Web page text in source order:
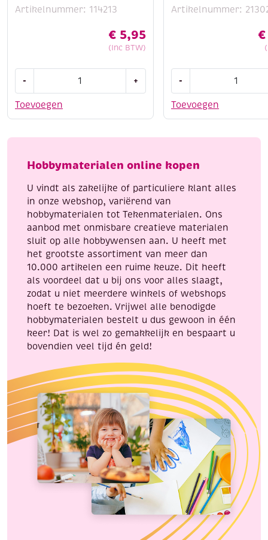
Artikelnummer: 114213
€ 5,95
(Inc BTW)
Toevoegen
-
do
-
christmas
aantal
+
Artikelnummer:
€
Toevoegen
-
/
aantal
Hobbymaterialen online kopen
U vindt als zakelijke of particuliere klant alles
in onze webshop, variërend van
hobbymaterialen tot Tekenmaterialen. Ons
aanbod met onmisbare creatieve materialen
sluit op alle hobbywensen aan. U heeft met
het grootste assortiment van meer dan
10.000 artikelen een ruime keuze. Dit heeft
als voordeel dat u bij ons voor alles slaagt,
zodat u niet meerdere winkels of webshops
hoeft te bezoeken. Vrijwel alle benodigde
hobbymaterialen bestelt u dus gewoon in één
keer! Dat is wel zo gemakkelijk en bespaart u
bovendien veel tijd én geld!